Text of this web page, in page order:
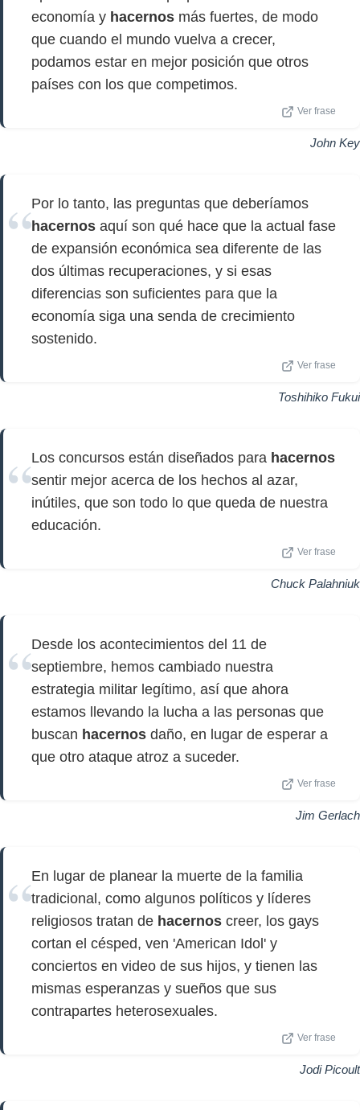
economía y hacernos más fuertes, de modo
que cuando el mundo vuelva a crecer,
podamos estar en mejor posición que otros
países con los que competimos.
Ver frase
John Key
Por lo tanto, las preguntas que deberíamos
hacernos aquí son qué hace que la actual fase
de expansión económica sea diferente de las
dos últimas recuperaciones, y si esas
diferencias son suficientes para que la
economía siga una senda de crecimiento
sostenido.
Ver frase
Toshihiko Fukui
Los concursos están diseñados para hacernos
sentir mejor acerca de los hechos al azar,
inútiles, que son todo lo que queda de nuestra
educación.
Ver frase
Chuck Palahniuk
Desde los acontecimientos del 11 de
septiembre, hemos cambiado nuestra
estrategia militar legítimo, así que ahora
estamos llevando la lucha a las personas que
buscan hacernos daño, en lugar de esperar a
que otro ataque atroz a suceder.
Ver frase
Jim Gerlach
En lugar de planear la muerte de la familia
tradicional, como algunos políticos y líderes
religiosos tratan de hacernos creer, los gays
cortan el césped, ven 'American Idol' y
conciertos en video de sus hijos, y tienen las
mismas esperanzas y sueños que sus
contrapartes heterosexuales.
Ver frase
Jodi Picoult